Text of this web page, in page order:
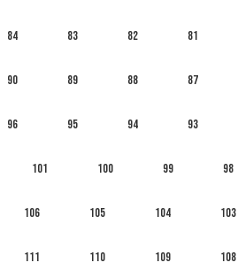
81
82
83
84
87
88
89
90
93
94
95
96
98
99
100
101
103
104
105
106
108
109
110
111